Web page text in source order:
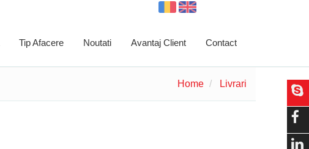
Tip Afacere Noutati Avantaj Client Contact
Home Livrari